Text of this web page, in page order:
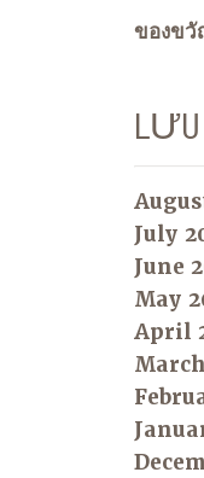
ของข
July
June
May
April